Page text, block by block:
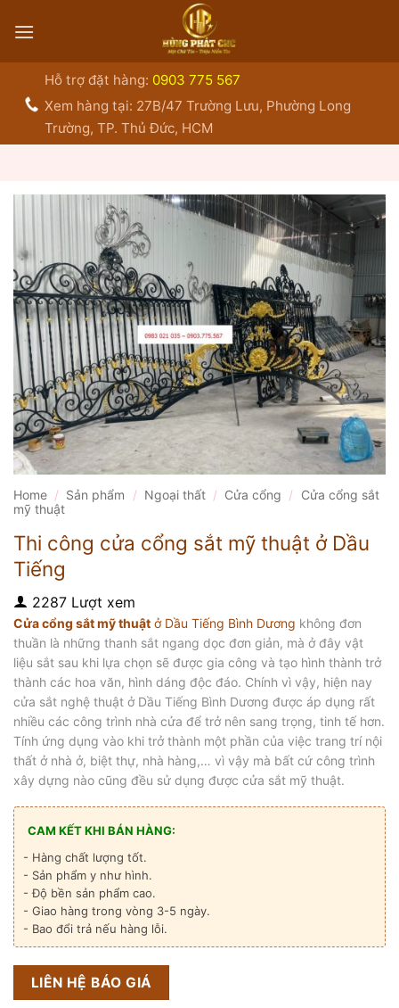
qua
Hỗ trợ đặt hàng: 0903 775 567
Xem hàng tại: 27B/47 Trường Lưu, Phường Long
Trường, TP. Thủ Đức, HCM
Home / Sản phẩm / Ngoại thất / Cửa cổng /
Cửa cổng sắt
mỹ thuật
Thi công cửa cổng sắt mỹ thuật ở Dầu
Tiếng
2287 Lượt xem
Cửa cổng sắt mỹ thuật ở Dầu Tiếng Bình Dương không đơn
thuần là những thanh sắt ngang dọc đơn giản, mà ở đây vật
liệu sắt sau khi lựa chọn sẽ được gia công và tạo hình thành trở
thành các hoa văn, hình dáng độc đáo. Chính vì vậy, hiện nay
cửa sắt nghệ thuật ở Dầu Tiếng Bình Dương được áp dụng rất
nhiều các công trình nhà cửa để trở nên sang trọng, tinh tế hơn.
Tính ứng dụng vào khi trở thành một phần của việc trang trí nội
thất ở nhà ở, biệt thự, nhà hàng,… vì vậy mà bất cứ công trình
xây dựng nào cũng đều sử dụng được cửa sắt mỹ thuật.
CAM KẾT KHI BÁN HÀNG:
- Hàng chất lượng tốt.
- Sản phẩm y như hình.
- Độ bền sản phẩm cao.
- Giao hàng trong vòng 3-5 ngày.
- Bao đổi trả nếu hàng lỗi.
LIÊN HỆ BÁO GIÁ